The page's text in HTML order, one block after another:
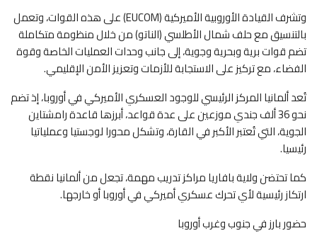
وتشرف القيادة الأوروبية الأميركية (EUCOM) على هذه القوات، وتعمل
بالتنسيق مع حلف شمال الأطلسي (الناتو) من خلال منظومة متكاملة
تضم قوات برية وبحرية وجوية، إلى جانب وحدات العمليات الخاصة وقوة
الفضاء، مع تركيز على الاستجابة للأزمات وتعزيز الأمن الإقليمي.
تُعد ألمانيا المركز الرئيسي للوجود العسكري الأميركي في أوروبا، إذ تضم
نحو 36 ألف جندي موزعين على عدة قواعد، أبرزها قاعدة رامشتاين
الجوية، التي تُعتبر الأكبر في القارة، وتشكل محورا لوجستيا وعملياتيا
رئيسيا.
كما تحتضن ولاية بافاريا مراكز تدريب مهمة، تجعل من ألمانيا نقطة
ارتكاز رئيسية لأي تحرك عسكري أميركي في أوروبا أو خارجها.
حضور بارز في جنوب وغرب أوروبا